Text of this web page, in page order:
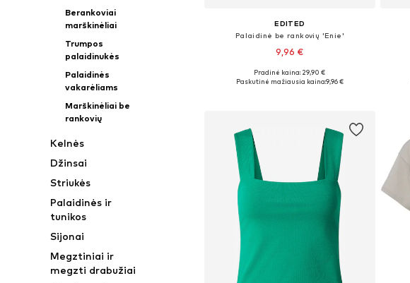
Berankoviai
marškinėliai
Trumpos
palaidinukės
Palaidinės
vakarėliams
Marškinėliai be
rankovių
Kelnės
Džinsai
Striukės
Palaidinės ir
tunikos
Sijonai
Megztiniai ir
megzti drabužiai
EDITED
Palaidinė be rankovių 'Enie'
9,96 €
Galimi dydžiai: XS, S, M, L, XL
Pradinė kaina: 29,90 €
Paskutinė mažiausia kaina:9,96 €